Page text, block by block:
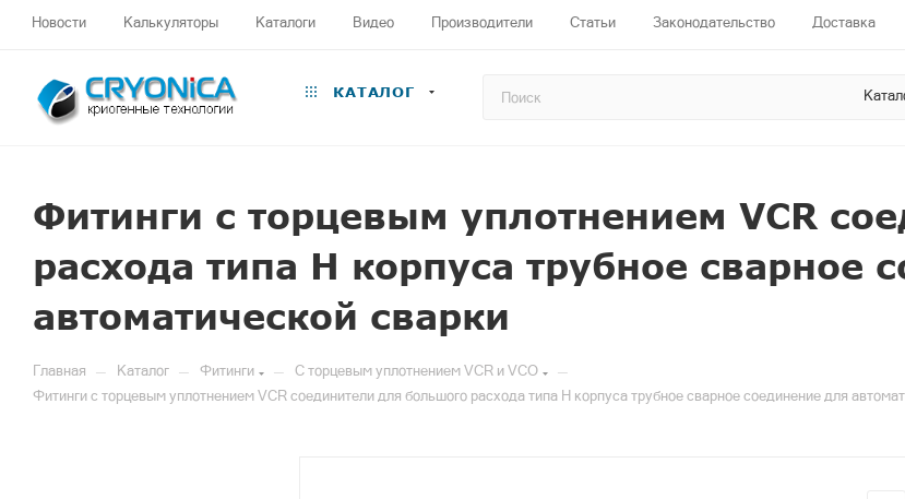
Новости Калькуляторы Каталоги Видео Производители Статьи Законодательство Доставка
КАТАЛОГ
Фитинги с торцевым уплотнением VCR
расхода типа H корпуса трубное сварное
автоматической сварки
Главная — Каталог — Фитинги — С торцевым уплотнением VCR и VCO —
Фитинги с торцевым уплотнением VCR соединители для большого расхода типа H корпуса трубное сварное соединение для